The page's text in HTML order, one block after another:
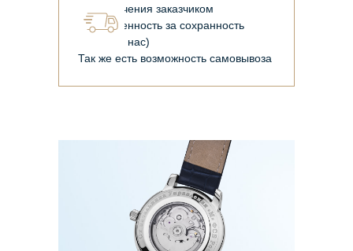
(до получения заказчиком
ответственность за сохранность
лежит на нас)
Так же есть возможность самовывоза